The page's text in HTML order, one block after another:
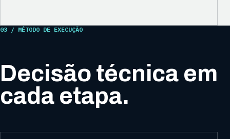
03 / MÉTODO DE EXECUÇÃO
Decisão técnica em
cada etapa.